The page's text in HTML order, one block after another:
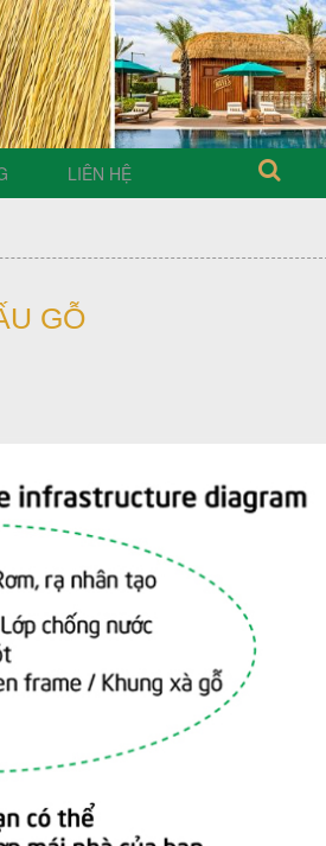
LIÊN HỆ
GỖ